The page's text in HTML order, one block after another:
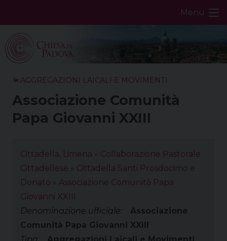
Menu
AGGREGAZIONI LAICALI E MOVIMENTI
Associazione Comunità
Papa Giovanni XXIII
Cittadella, Limena
Collaborazione Pastorale
Cittadellese
Cittadella Santi Prosdocimo e
Donato
Associazione Comunità Papa
Giovanni XXIII
Denominazione ufficiale:
Associazione
Comunità Papa Giovanni XXIII